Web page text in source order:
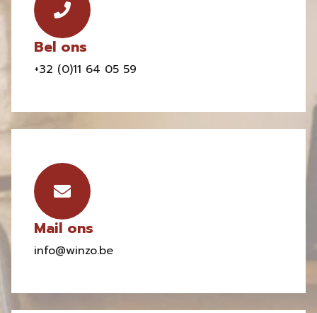
Bel ons
+32 (0)11 64 05 59
Mail ons
info@winzo.be